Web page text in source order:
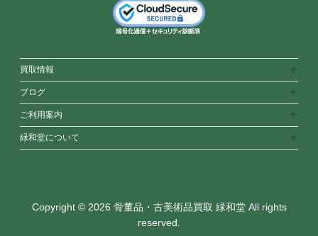
買取情報
ブログ
ご利用案内
緑和堂について
Copyright © 2026 骨董品・古美術品買取 緑和堂 All rights
reserved.